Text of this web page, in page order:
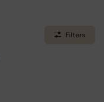
Filters